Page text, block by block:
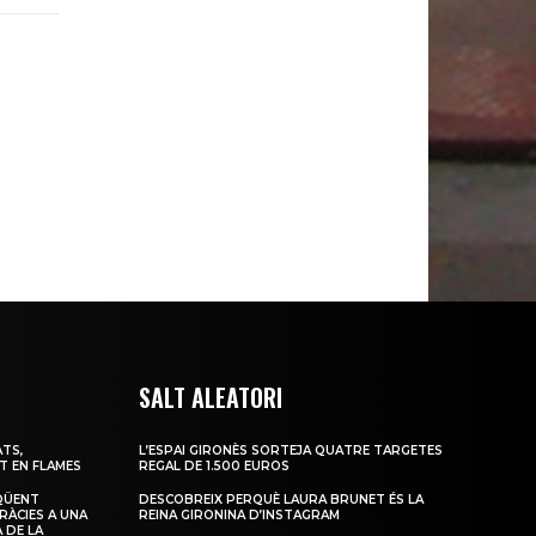
EN FLAMES
A UNA
DE LA
SALT ALEATORI
L’ESPAI GIRONÈS SORTEJA QUATRE TARGETES
REGAL DE 1.500 EUROS
DESCOBREIX PERQUÈ LAURA BRUNET ÉS LA
REINA GIRONINA D’INSTAGRAM